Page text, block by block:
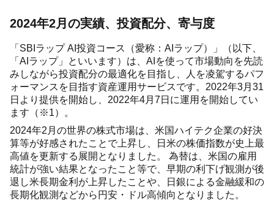
2024年2月の実績、投資配分、寄与度
「SBIラップ AI投資コース（愛称：AIラップ）」（以下、
「AIラップ」といいます）は、AIを使って市場動向を先読
みしながら投資配分の最適化を目指し、人を凌駕するパフ
ォーマンスを目指す資産運用サービスです。2022年3月31
日より提供を開始し、2022年4月7日に運用を開始してい
ます（※1）。
2024年2月の世界の株式市場は、米国ハイテク企業の好決
算等が好感されたことで上昇し、日米の株価指数が史上最
高値を更新する展開となりました。 為替は、米国の雇用
統計が強い結果となったこと等で、早期の利下げ観測が後
退し米長期金利が上昇したことや、日銀による金融緩和の
長期化観測などから円安・ドル高傾向となりました。